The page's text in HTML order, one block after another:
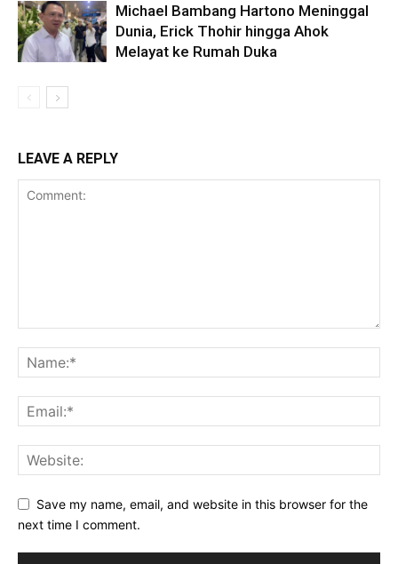
Michael Bambang Hartono Meninggal
Dunia, Erick Thohir hingga Ahok
Melayat ke Rumah Duka
LEAVE A REPLY
Save my name, email, and website in this browser for the
next time I comment.